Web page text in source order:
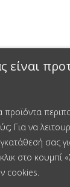
είναι
Για να
σας
στο κουμπί
cookies.